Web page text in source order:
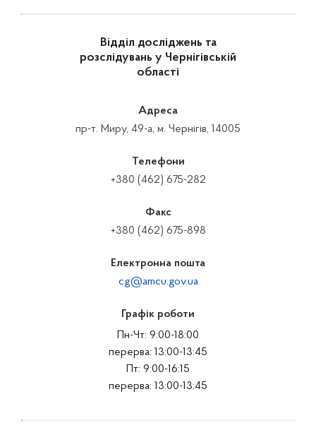
Відділ досліджень та
розслідувань у Чернігівській
області
Адреса
пр-т. Миру, 49-а, м. Чернігів, 14005
Телефони
+380 (462) 675-282
Факс
+380 (462) 675-898
Електронна пошта
cg@amcu.gov.ua
Графік роботи
Пн-Чт: 9:00-18:00
перерва: 13:00-13:45
Пт: 9:00-16:15
перерва: 13:00-13:45